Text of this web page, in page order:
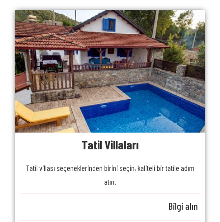
Tatil Villaları
Tatil villası seçeneklerinden birini seçin, kaliteli bir tatile adım
atın.
Bilgi alın